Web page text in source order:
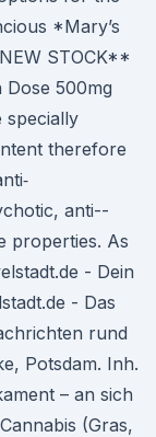
*Mary’s
STOCK**
Dose 500mg
specially
therefore
anti-­
properties. As
- Dein
- Das
rund
Potsdam. Inh.
– an sich
(Gras,